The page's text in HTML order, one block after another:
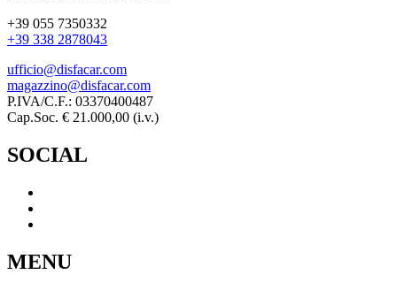
+39 055 7350332
+39 338 2878043
ufficio@disfacar.com
magazzino@disfacar.com
P.IVA/C.F.: 03370400487
Cap.Soc. € 21.000,00 (i.v.)
SOCIAL
MENU